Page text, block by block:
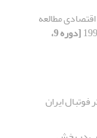
مطالعه
[دوره 9،
ایران